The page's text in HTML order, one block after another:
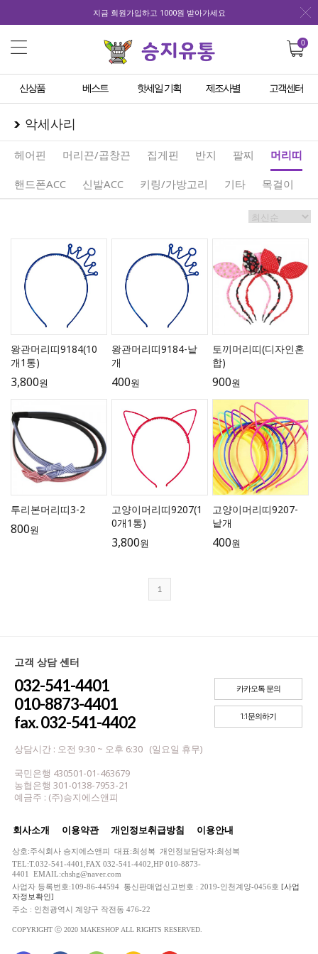
지금 회원가입하고 1000원 받아가세요
0
신상품 베스트 핫세일 기획 제조사별 고객센터
악세사리
헤어핀 머리끈/곱창끈 집게핀 반지 팔찌 머리띠
핸드폰ACC 신발ACC 키링/가방고리 기타 목걸이
왕관머리띠9184(10
개1통)
3,800원
왕관머리띠9184-낱
개
400원
토끼머리띠(디자인혼
합)
900원
투리본머리띠3-2
800원
고양이머리띠9207(1
0개1통)
3,800원
고양이머리띠9207-
낱개
400원
1
고객 상담 센터
032-541-4401
010-8873-4401
fax. 032-541-4402
상담시간 : 오전 9:30 ~ 오후 6:30 (일요일 휴무)
국민은행 430501-01-463679
농협은행 301-0138-7953-21
예금주 : (주)승지에스앤피
카카오톡 문의
1:1문의하기
회사소개 이용약관 개인정보취급방침 이용안내
상호:주식회사 승지에스앤피 대표:최성복 개인정보담당자:최성복
TEL:T.032-541-4401,FAX 032-541-4402,HP 010-8873-
4401 EMAIL:chshg@naver.com
사업자 등록번호:109-86-44594 통신판매업신고번호 : 2019-인천계양-0456호 [사업
자정보확인]
주소 : 인천광역시 계양구 작전동 476-22
COPYRIGHT ⓒ 2020 MAKESHOP ALL RIGHTS RESERVED.